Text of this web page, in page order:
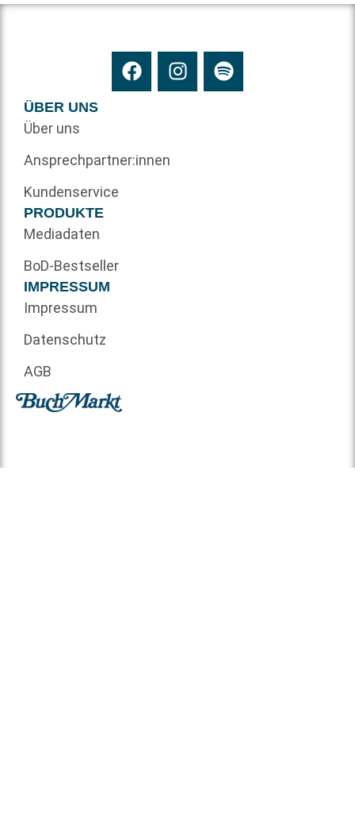
ÜBER UNS
Über uns
Ansprechpartner:innen
Kundenservice
PRODUKTE
Mediadaten
BoD-Bestseller
IMPRESSUM
Impressum
Datenschutz
AGB